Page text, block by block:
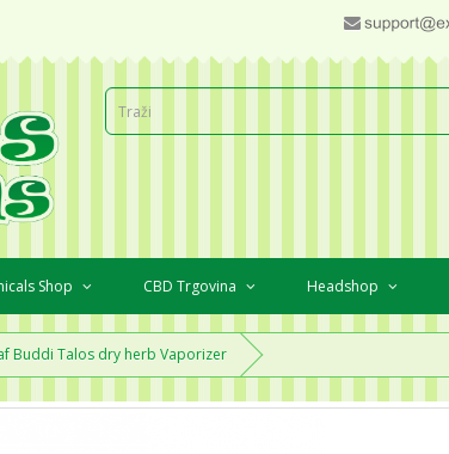
Shop CBD Trgovina Headshop
Buddi Talos dry herb Vaporizer